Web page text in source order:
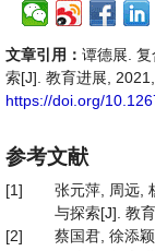
文章引用： 谭德展.
索[J]. 教育进展,
https://doi.org/
参考文献
[1]
张元萍, 周远,
与探索[J]. 教
[2]
蔡国君, 徐添